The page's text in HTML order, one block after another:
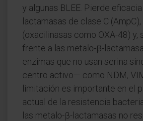
y algunas BLEE. Pierde
lactamasas de clase C
(oxacilinasas como OXA-48) y,
frente a las metalo-β-
enzimas que no usan serina
centro activo— como NDM,
limitación es importante en el
actual de la resistencia
las metalo-β-lactamasas no